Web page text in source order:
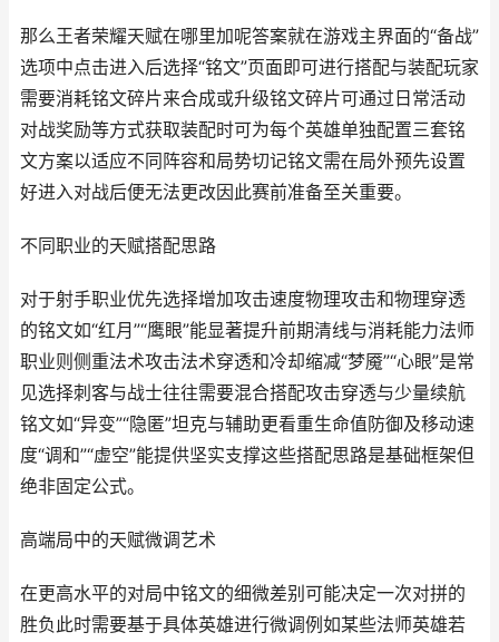
那么王者荣耀天赋在哪里加呢答案就在游戏主界面的“备战”
选项中点击进入后选择“铭文”页面即可进行搭配与装配玩家
需要消耗铭文碎片来合成或升级铭文碎片可通过日常活动
对战奖励等方式获取装配时可为每个英雄单独配置三套铭
文方案以适应不同阵容和局势切记铭文需在局外预先设置
好进入对战后便无法更改因此赛前准备至关重要。
不同职业的天赋搭配思路
对于射手职业优先选择增加攻击速度物理攻击和物理穿透
的铭文如“红月”“鹰眼”能显著提升前期清线与消耗能力法师
职业则侧重法术攻击法术穿透和冷却缩减“梦魇”“心眼”是常
见选择刺客与战士往往需要混合搭配攻击穿透与少量续航
铭文如“异变”“隐匿”坦克与辅助更看重生命值防御及移动速
度“调和”“虚空”能提供坚实支撑这些搭配思路是基础框架但
绝非固定公式。
高端局中的天赋微调艺术
在更高水平的对局中铭文的细微差别可能决定一次对拼的
胜负此时需要基于具体英雄进行微调例如某些法师英雄若